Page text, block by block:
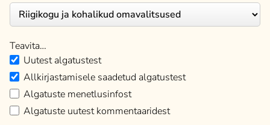
Teavita…
Uutest algatustest
Allkirjastamisele saadetud algatustest
Algatuste menetlusinfost
Algatuste uutest kommentaaridest